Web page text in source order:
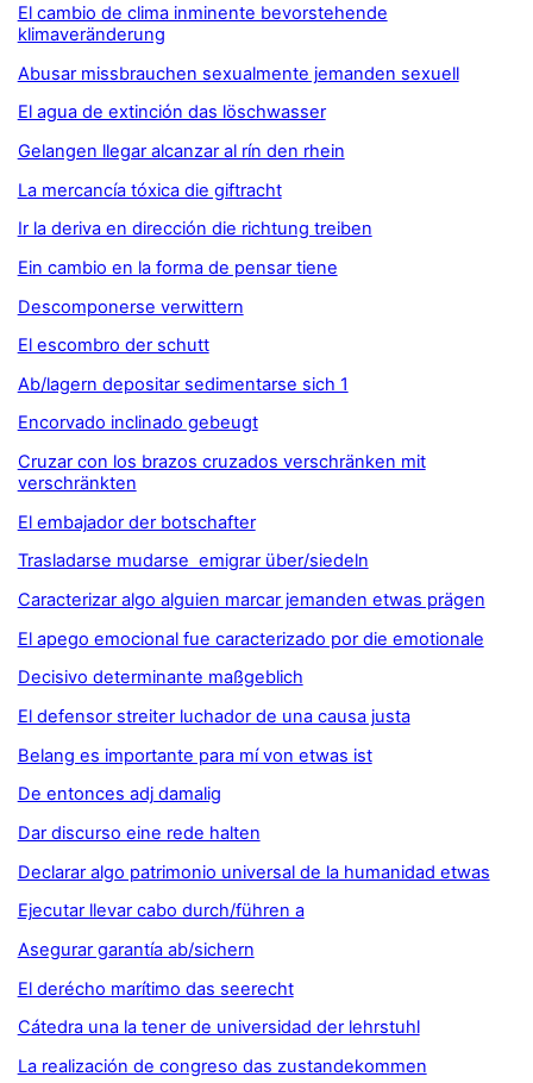
El cambio de clima inminente bevorstehende
klimaveränderung
Abusar missbrauchen sexualmente jemanden sexuell
El agua de extinción das löschwasser
Gelangen llegar alcanzar al rín den rhein
La mercancía tóxica die giftracht
Ir la deriva en dirección die richtung treiben
Ein cambio en la forma de pensar tiene
Descomponerse verwittern
El escombro der schutt
Ab/lagern depositar sedimentarse sich 1
Encorvado inclinado gebeugt
Cruzar con los brazos cruzados verschränken mit
verschränkten
El embajador der botschafter
Trasladarse mudarse emigrar über/siedeln
Caracterizar algo alguien marcar jemanden etwas prägen
El apego emocional fue caracterizado por die emotionale
Decisivo determinante maßgeblich
El defensor streiter luchador de una causa justa
Belang es importante para mí von etwas ist
De entonces adj damalig
Dar discurso eine rede halten
Declarar algo patrimonio universal de la humanidad etwas
Ejecutar llevar cabo durch/führen a
Asegurar garantía ab/sichern
El derécho marítimo das seerecht
Cátedra una la tener de universidad der lehrstuhl
La realización de congreso das zustandekommen